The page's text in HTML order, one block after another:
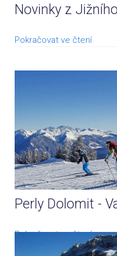
Novinky z
Pokračovat ve čtení
Perly Dolomit -
Pokračovat ve čtení